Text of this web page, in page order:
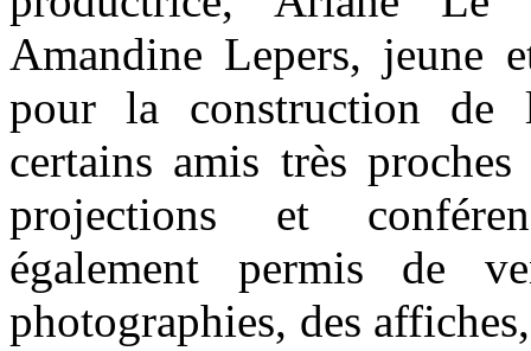
Amandine Lepers, jeune
pour la construction de
certains amis très
projections et
également permis de
photographies, des